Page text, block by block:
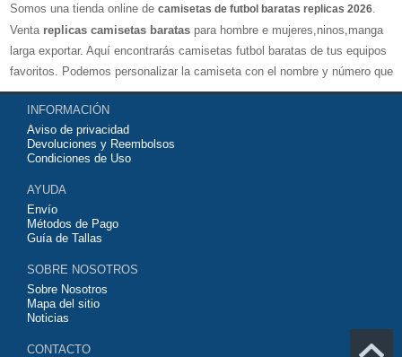
Somos una tienda online de camisetas de futbol baratas replicas 2026
Venta replicas camisetas baratas para hombre e mujeres,ninos,manga
larga exportar. Aquí encontrarás camisetas futbol baratas de tus equipos
favoritos. Podemos personalizar la camiseta con el nombre y número que
quieras. Nuestrascamisetas de futbol replicasson de máxima calidad
tailandesa por lo que estamos convencidos que quedarás muy satisfecho
con ella. Estas camisetas tienen un tejido transpirable por lo que te
servirán para jugar al fútbol o simplemente para animar a tu equipo
contáctanos y haremos lo posible para conseguirtela lo más barata
posible.
INFORMACIÓN
Aviso de privacidad
Devoluciones y Reembolsos
Condiciones de Uso
AYUDA
Envío
Métodos de Pago
Guía de Tallas
SOBRE NOSOTROS
Sobre Nosotros
Mapa del sitio
Noticias
CONTACTO